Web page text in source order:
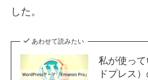
した。
あわせて読みたい
私が使っ
ドプレス